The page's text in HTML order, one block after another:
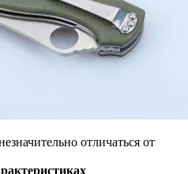
отличаться от